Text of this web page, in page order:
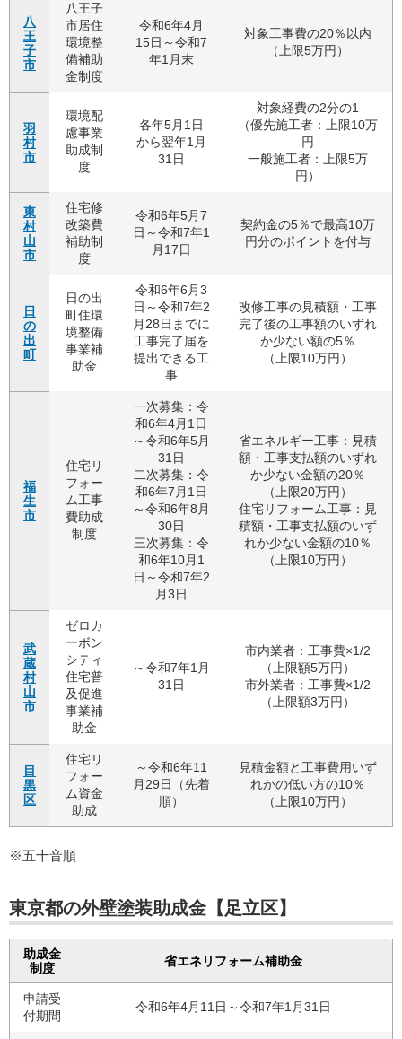
八
王
子
市
八王子
市居住
環境整
備補助
金制度
令和6年4月
15日～令和7
年1月末
対象工事費の20％以内
（上限5万円）
羽
村
市
環境配
慮事業
助成制
度
各年5月1日
から翌年1月
31日
対象経費の2分の1
（優先施工者：上限10万
円
一般施工者：上限5万
円）
東
村
山
市
住宅修
改築費
補助制
度
令和6年5月7
日～令和7年1
月17日
契約金の5％で最高10万
円分のポイントを付与
日
の
出
町
日の出
町住環
境整備
事業補
助金
令和6年6月3
日～令和7年2
月28日までに
工事完了届を
提出できる工
事
改修工事の見積額・工事
完了後の工事額のいずれ
か少ない額の5％
（上限10万円）
福
生
市
住宅リ
フォー
ム工事
費助成
制度
一次募集：令
和6年4月1日
～令和6年5月
31日
二次募集：令
和6年7月1日
～令和6年8月
30日
三次募集：令
和6年10月1
日～令和7年2
月3日
省エネルギー工事：見積
額・工事支払額のいずれ
か少ない金額の20％
（上限20万円）
住宅リフォーム工事：見
積額・工事支払額のいず
れか少ない金額の10％
（上限10万円）
武
蔵
村
山
市
ゼロカ
ーボン
シティ
住宅普
及促進
事業補
助金
～令和7年1月
31日
市内業者：工事費×1/2
（上限額5万円）
市外業者：工事費×1/2
（上限額3万円）
目
黒
区
住宅リ
フォー
ム資金
助成
～令和6年11
月29日（先着
順）
見積金額と工事費用いず
れかの低い方の10％
（上限10万円）
※五十音順
東京都の外壁塗装助成金【足立区】
助成金
制度
省エネリフォーム補助金
申請受
付期間
令和6年4月11日～令和7年1月31日